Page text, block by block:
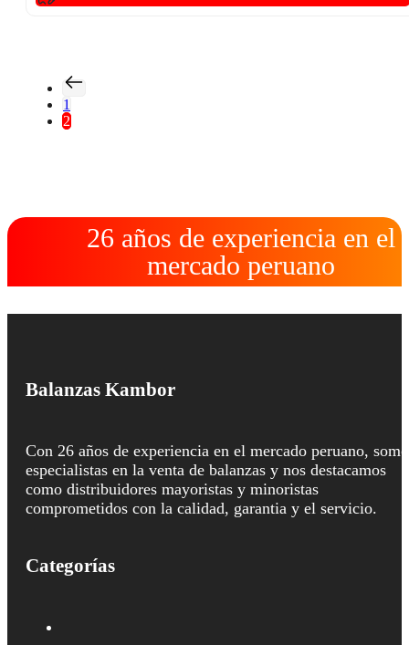
1
2
26 años de experiencia en el
mercado peruano
Balanzas Kambor
Con 26 años de experiencia en el mercado peruano,
especialistas en la venta de balanzas y nos destacamos
como distribuidores mayoristas y minoristas
comprometidos con la calidad, garantia y el servicio.
Categorías